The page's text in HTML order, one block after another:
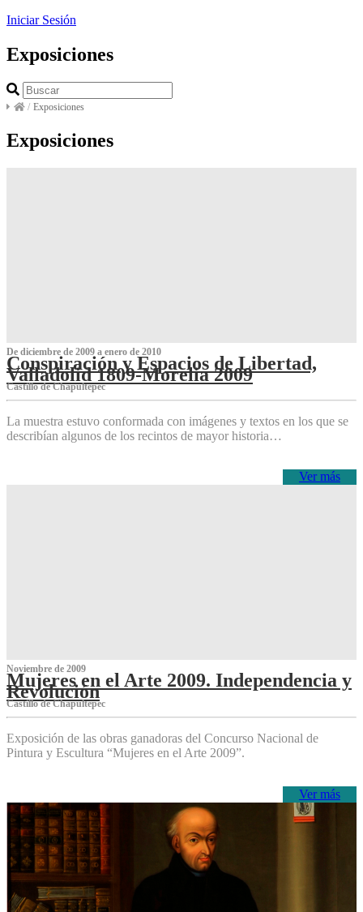
Iniciar Sesión
Exposiciones
/ Exposiciones
Exposiciones
De diciembre de 2009 a enero de 2010
Conspiración y Espacios de Libertad,
Valladolid 1809-Morelia 2009
Castillo de Chapultepec
La muestra estuvo conformada con imágenes y textos en los que se
describían algunos de los recintos de mayor historia…
Ver más
Noviembre de 2009
Mujeres en el Arte 2009. Independencia y
Revolución
Castillo de Chapultepec
Exposición de las obras ganadoras del Concurso Nacional de
Pintura y Escultura “Mujeres en el Arte 2009”.
Ver más